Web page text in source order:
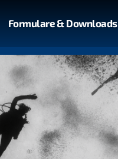
Formulare & Downloads